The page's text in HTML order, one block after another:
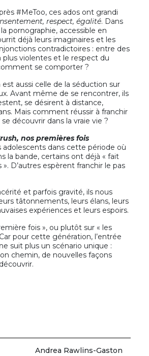
#MeToo, ces ados ont grandi
respect, égalité. Dans
pornographie, accessible en
déjà leurs imaginaires et les
contradictoires : entre des
plus violentes et le respect du
se comporter ?
aussi celle de la séduction sur
Avant même de se rencontrer, ils
se désirent à distance,
Mais comment réussir à franchir
découvrir dans la vraie vie ?
nos premières fois
adolescents dans cette période où
la bande, certains ont déjà « fait
D’autres espèrent franchir le pas
et parfois gravité, ils nous
tâtonnements, leurs élans, leurs
expériences et leurs espoirs.
fois », ou plutôt sur « les
pour cette génération, l’entrée
suit plus un scénario unique :
chemin, de nouvelles façons
Andrea Rawlins-Gaston